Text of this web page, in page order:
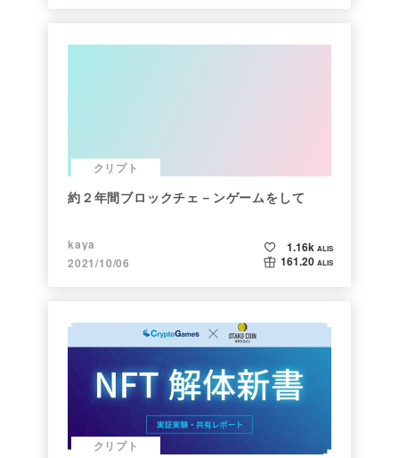
クリプト
約２年間ブロックチェ－ンゲームをして
kaya
2021/10/06
1.16k ALIS
161.20 ALIS
クリプト